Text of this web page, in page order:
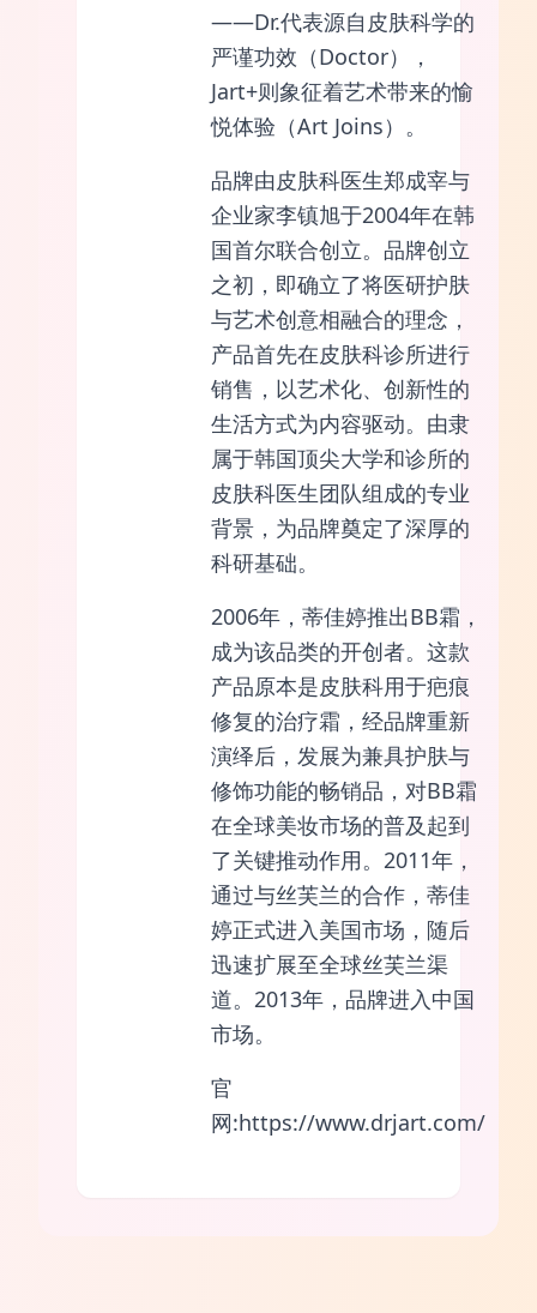
——Dr.代表源自皮肤科学的
严谨功效（Doctor），
Jart+则象征着艺术带来的愉
悦体验（Art Joins）。
品牌由皮肤科医生郑成宰与
企业家李镇旭于2004年在韩
国首尔联合创立。品牌创立
之初，即确立了将医研护肤
与艺术创意相融合的理念，
产品首先在皮肤科诊所进行
销售，以艺术化、创新性的
生活方式为内容驱动。由隶
属于韩国顶尖大学和诊所的
皮肤科医生团队组成的专业
背景，为品牌奠定了深厚的
科研基础。
2006年，蒂佳婷推出BB霜，
成为该品类的开创者。这款
产品原本是皮肤科用于疤痕
修复的治疗霜，经品牌重新
演绎后，发展为兼具护肤与
修饰功能的畅销品，对BB霜
在全球美妆市场的普及起到
了关键推动作用。2011年，
通过与丝芙兰的合作，蒂佳
婷正式进入美国市场，随后
迅速扩展至全球丝芙兰渠
道。2013年，品牌进入中国
市场。
官
网:https://www.drjart.com/